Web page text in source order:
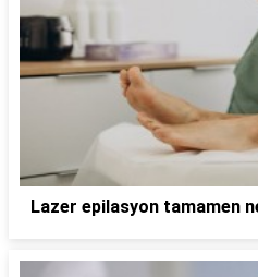
Lazer epilasyon tamamen